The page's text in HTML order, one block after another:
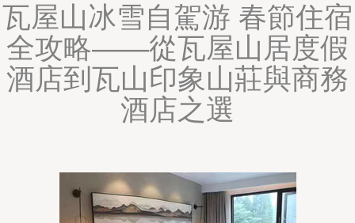
瓦屋山冰雪自駕游 春節住宿
全攻略——從瓦屋山居度假
酒店到瓦山印象山莊與商務
酒店之選